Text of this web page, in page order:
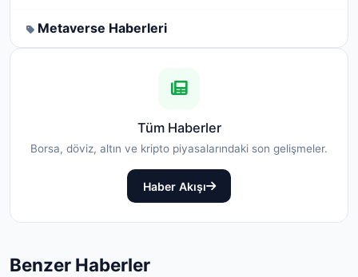
Metaverse Haberleri
Tüm Haberler
Borsa, döviz, altın ve kripto piyasalarındaki son gelişmeler.
Haber Akışı
Benzer Haberler